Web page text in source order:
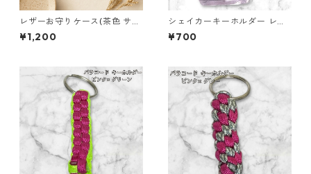
レザーお守りケース(茶色 サイ
ズL) 本革 お守り入れ Lサイズ
ハンドメイド 国産 ヌメ革
¥1,200
シェイカーキーホルダー レジ
ン キーホルダー ハート 鍵 バ
ッグチャーム ハンドメイド レ
ラ チャーム ビーズ入り プレゼ
ント ギフト
¥700